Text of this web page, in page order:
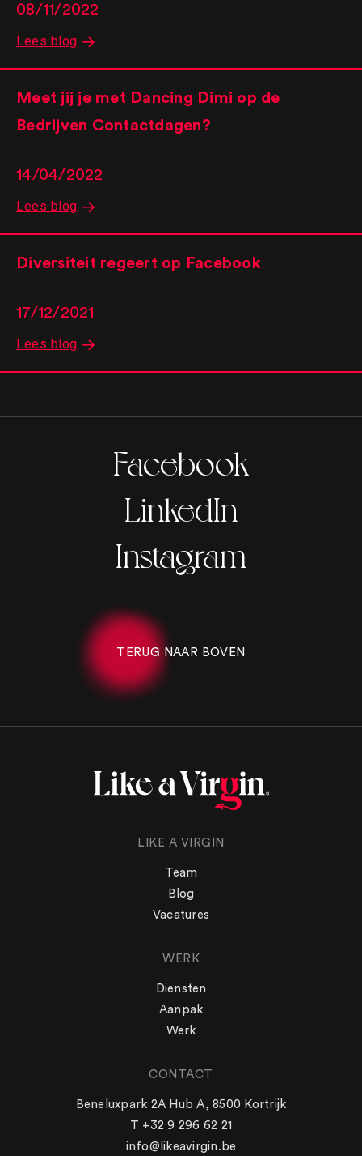
WERK
Diensten
08/11/2022
Lees blog
Meet jij je met Dancing Dimi op de
Bedrijven Contactdagen?
14/04/2022
Lees blog
Diversiteit regeert op Facebook
17/12/2021
Lees blog
Facebook
LinkedIn
Instagram
TERUG NAAR BOVEN
LIKE A VIRGIN
Team
Blog
Vacatures
WERK
Diensten
Aanpak
Werk
CONTACT
Beneluxpark 2A Hub A, 8500 Kortrijk
T +32 9 296 62 21
info@likeavirgin.be